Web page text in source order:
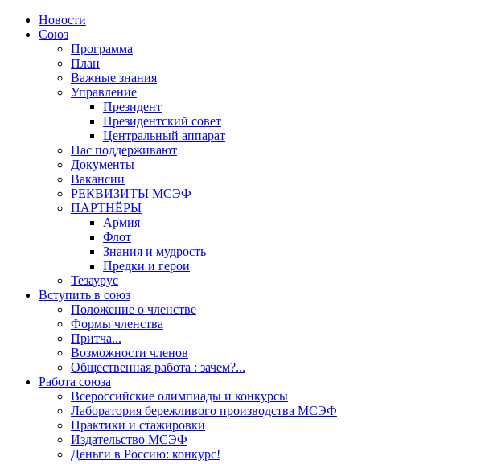
Новости
Союз
Программа
План
Важные знания
Управление
Президент
Президентский совет
Центральный аппарат
Нас поддерживают
Документы
Вакансии
РЕКВИЗИТЫ МСЭФ
ПАРТНЁРЫ
Армия
Флот
Знания и мудрость
Предки и герои
Тезаурус
Вступить в союз
Положение о членстве
Формы членства
Притча...
Возможности членов
Общественная работа : зачем?...
Работа союза
Всероссийские олимпиады и конкурсы
Лаборатория бережливого производства МСЭФ
Практики и стажировки
Издательство МСЭФ
Деньги в Россию: конкурс!